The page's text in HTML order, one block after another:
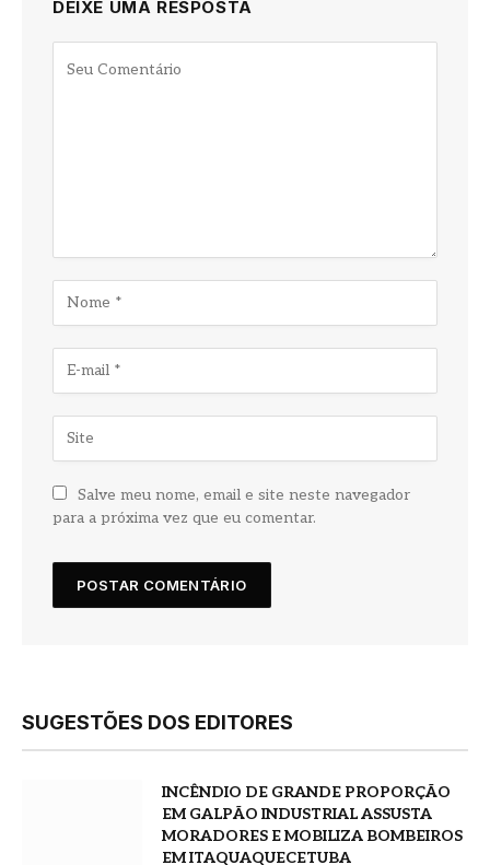
DEIXE UMA RESPOSTA
Salve meu nome, email e site neste navegador
para a próxima vez que eu comentar.
SUGESTÕES DOS EDITORES
INCÊNDIO DE GRANDE PROPORÇÃO
EM GALPÃO INDUSTRIAL ASSUSTA
MORADORES E MOBILIZA BOMBEIROS
EM ITAQUAQUECETUBA